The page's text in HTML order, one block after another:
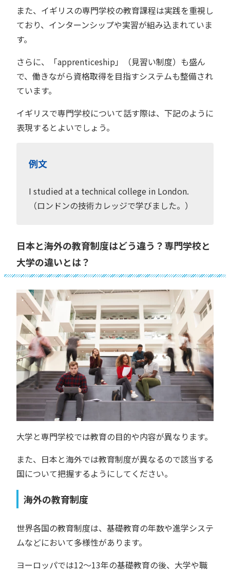
また、イギリスの専門学校の教育課程は実践を重視し
ており、インターンシップや実習が組み込まれていま
す。
さらに、「apprenticeship」（見習い制度）も盛ん
で、働きながら資格取得を目指すシステムも整備され
ています。
イギリスで専門学校について話す際は、下記のように
表現するとよいでしょう。
例文
I studied at a technical college in London.
（ロンドンの技術カレッジで学びました。）
日本と海外の教育制度はどう違う？専門学校と
大学の違いとは？
大学と専門学校では教育の目的や内容が異なります。
また、日本と海外では教育制度が異なるので該当する
国について把握するようにしてください。
海外の教育制度
世界各国の教育制度は、基礎教育の年数や進学システ
ムなどにおいて多様性があります。
ヨーロッパでは12〜13年の基礎教育の後、大学や職